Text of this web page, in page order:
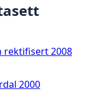
rektifisert 2008
2000